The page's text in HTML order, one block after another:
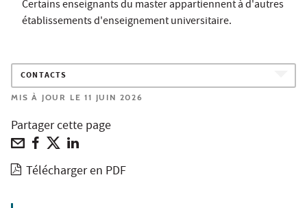
Certains enseignants du master appartiennent à d'autres
établissements d'enseignement universitaire.
CONTACTS
MIS À JOUR LE 11 JUIN 2026
Partager cette page
Télécharger en PDF